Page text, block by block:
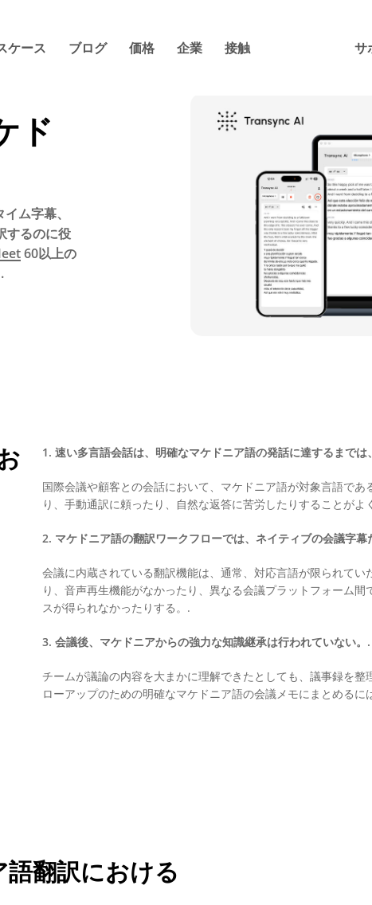
ケース ブログ 価格 企業 接触 サ
ド
ム字幕、
するのに役
60以上の
1. 速い多言語会話は、明確なマケドニア語の発話に達するまで
国際会議や顧客との会話において、マケドニア語が対象言語であ
り、手動通訳に頼ったり、自然な返答に苦労したりすることがよ
2. マケドニア語の翻訳ワークフローでは、ネイティブの会議字
会議に内蔵されている翻訳機能は、通常、対応言語が限られてい
り、音声再生機能がなかったり、異なる会議プラットフォーム
スが得られなかったりする。.
3. 会議後、マケドニアからの強力な知識継承は行われていない。.
チームが議論の内容を大まかに理解できたとしても、議事録を整
ローアップのための明確なマケドニア語の会議メモにまとめるに
翻訳における